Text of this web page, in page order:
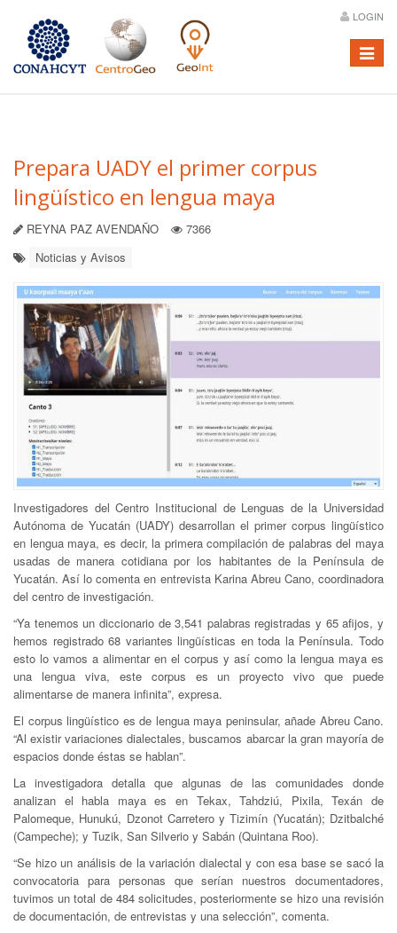
LOGIN
Menú
Prepara UADY el primer corpus
lingüístico en lengua maya
REYNA PAZ AVENDAÑO
7366
Noticias y Avisos
Investigadores del Centro Institucional de Lenguas de la Universidad
Autónoma de Yucatán (UADY) desarrollan el primer corpus lingüístico
en lengua maya, es decir, la primera compilación de palabras del maya
usadas de manera cotidiana por los habitantes de la Península de
Yucatán. Así lo comenta en entrevista Karina Abreu Cano, coordinadora
del centro de investigación.
“Ya tenemos un diccionario de 3,541 palabras registradas y 65 afijos, y
hemos registrado 68 variantes lingüísticas en toda la Península. Todo
esto lo vamos a alimentar en el corpus y así como la lengua maya es
una lengua viva, este corpus es un proyecto vivo que puede
alimentarse de manera infinita”, expresa.
El corpus lingüístico es de lengua maya peninsular, añade Abreu Cano.
“Al existir variaciones dialectales, buscamos abarcar la gran mayoría de
espacios donde éstas se hablan”.
La investigadora detalla que algunas de las comunidades donde
analizan el habla maya es en Tekax, Tahdziú, Pixila, Texán de
Palomeque, Hunukú, Dzonot Carretero y Tizimín (Yucatán); Dzitbalché
(Campeche); y Tuzik, San Silverio y Sabán (Quintana Roo).
“Se hizo un análisis de la variación dialectal y con esa base se sacó la
convocatoria para personas que serían nuestros documentadores,
tuvimos un total de 484 solicitudes, posteriormente se hizo una revisión
de documentación, de entrevistas y una selección”, comenta.